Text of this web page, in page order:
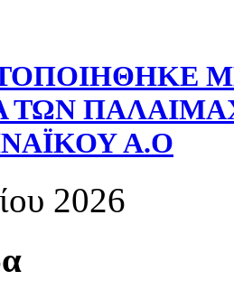
ΤΩΝ
Α.Ο
2026